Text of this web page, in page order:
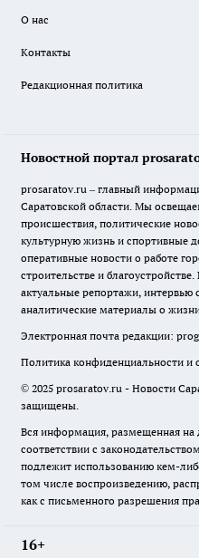
О нас
Контакты
Редакционная политика
Новостной портал
prosaratov.ru – главный
Саратовской области. Мы
происшествия, политические
культурную жизнь и спортивные
оперативные новости о работе
строительстве и
актуальные репортажи, интервью
аналитические материалы о
Электронная почта редакции:
Политика конфиденциальности и
© 2025 prosaratov.ru - Новости
защищены.
Вся информация, размещенная на
соответствии с
подлежит использованию кем-
том числе воспроизведению,
как с письменного разрешения
16+